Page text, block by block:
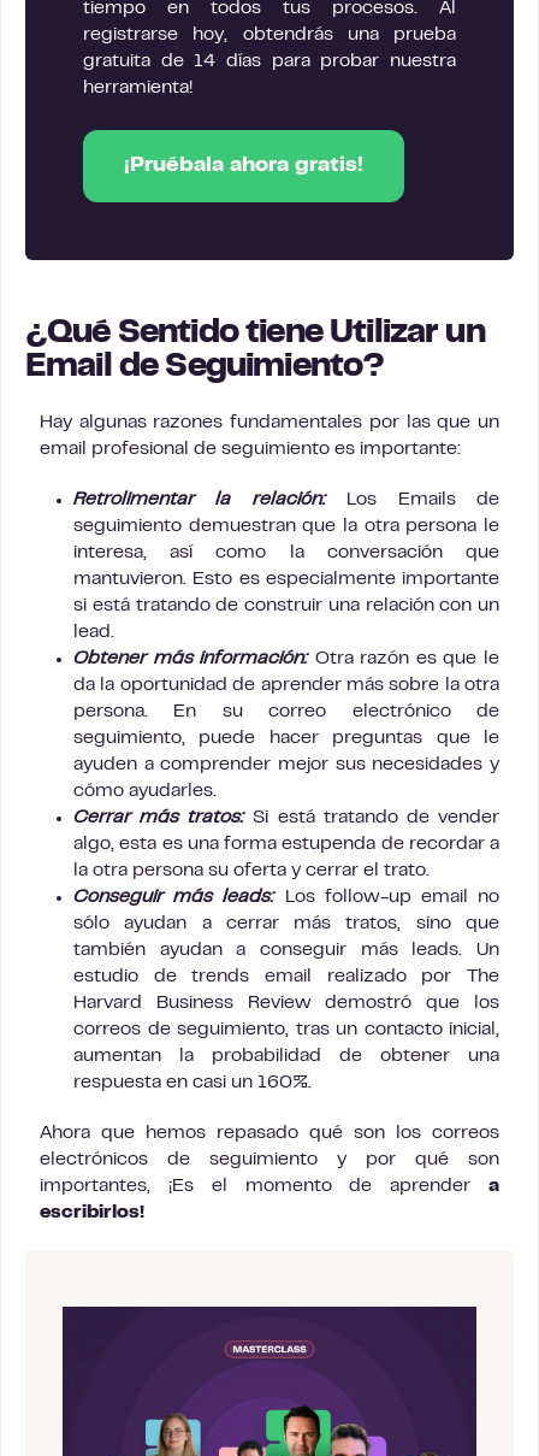
tiempo en todos tus procesos. Al
registrarse hoy, obtendrás una prueba
gratuita de 14 días para probar nuestra
herramienta!
¡Pruébala ahora gratis!
¿Qué Sentido tiene Utilizar un
Email de Seguimiento?
Hay algunas razones fundamentales por las que un
email profesional de seguimiento es importante:
Retrolimentar la relación:Los Emails de
seguimiento demuestran que la otra persona
le
interesa, así como
la conversación que
mantuvieron. Esto es especialmente importante
si está tratando de construir una relación con un
lead.
Obtener más información:Otra razón es que le
da la oportunidad de aprender más sobre la otra
persona. En su correo electrónico de
seguimiento, puede hacer preguntas que le
ayuden a comprender mejor sus necesidades y
cómo ayudarles.
Cerrar más tratos:Si está tratando de vender
algo, esta es una forma estupenda de recordar a
la otra persona su oferta y cerrar el trato.
Conseguir más leads:Los follow-up email no
sólo ayudan a cerrar más tratos, sino que
también ayudan a conseguir más leads. Un
estudio de trends email realizado por The
Harvard Business Review demostró que los
correos de seguimiento, tras un contacto inicial,
aumentan la probabilidad de obtener una
respuesta en casi un 160%.
Ahora que hemos repasado qué son los correos
electrónicos de seguimiento y por qué son
importantes, ¡Es el momento de aprender a
escribirlos!